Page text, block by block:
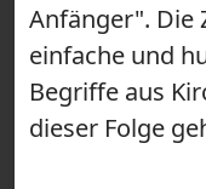
Anfänger". Die
einfache und
Begriffe aus
dieser Folge